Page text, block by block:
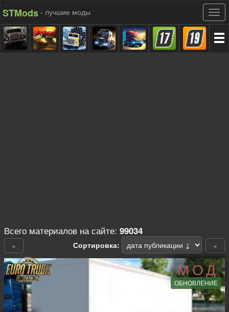
STMods - лучшие моды
Всего материалов на сайте: 99034
Сортировка:
« »
МОД
ОБНОВЛЕНИЕ